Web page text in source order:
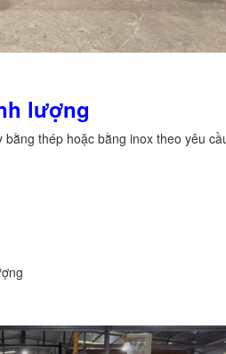
lượng
thép hoặc bằng inox theo yêu